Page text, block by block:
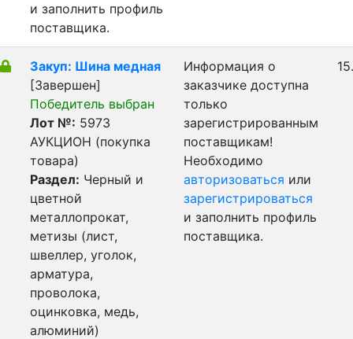
и заполнить профиль
поставщика.
Закуп: Шина медная
[Завершен]
Победитель выбран
Лот №: 5973
АУКЦИОН (покупка
товара)
Раздел: Черный и
цветной
металлопрокат,
метизы (лист,
швеллер, уголок,
арматура,
проволока,
оцинковка, медь,
алюминий)
Информация о
заказчике доступна
только
зарегистрированным
поставщикам!
Необходимо
авторизоваться или
зарегистрироваться
и заполнить профиль
поставщика.